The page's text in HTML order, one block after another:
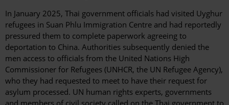
In January 2025, Thai government officials had visited Uyghur
refugees in Suan Phlu Immigration Centre and had reportedly
pressured them to complete paperwork agreeing to
deportation to China. Authorities subsequently denied the
men access to officials from the United Nations High
Commissioner for Refugees (UNHCR, the UN Refugee Agency),
who they had requested to meet to have their request for
asylum processed. UN human rights experts, governments
and members of civil society called on the Thai government to